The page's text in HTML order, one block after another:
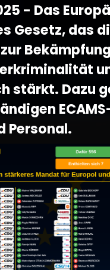
- Das
Gesetz, das
stärkt. Dazu
Personal.